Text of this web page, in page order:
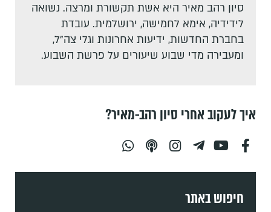
סיון רהב מאיר היא אשת תקשורת ומרצה. נשואה
לידידיה, אימא לחמישה, ירושלמית. עובדת
בחברת החדשות, ידיעות אחרונות וגלי צה"ל,
ומעבירה מדי שבוע שיעורים על פרשת השבוע.
איך לעקוב אחרי סיון רהב-מאיר?
חיפוש באתר